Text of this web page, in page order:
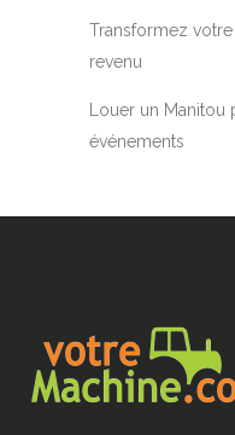
Transformez
revenu
Louer un
événements